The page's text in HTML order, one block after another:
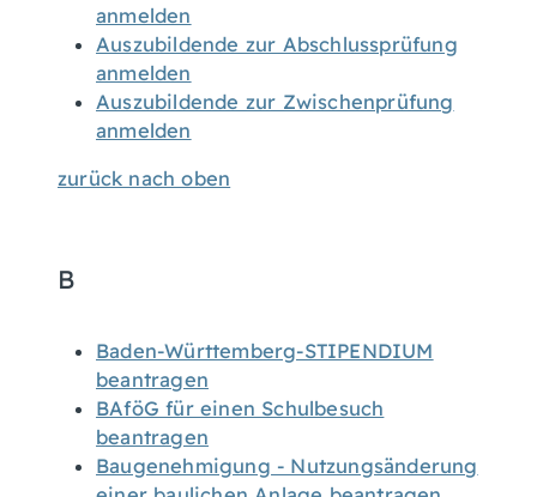
anmelden
Auszubildende zur Abschlussprüfung
anmelden
Auszubildende zur Zwischenprüfung
anmelden
zurück nach oben
B
Baden-Württemberg-STIPENDIUM
beantragen
BAföG für einen Schulbesuch
beantragen
Baugenehmigung - Nutzungsänderung